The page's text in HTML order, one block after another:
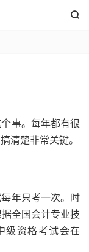

事。每年都有很
清楚非常关键。
年只考一次。时
全国会计专业技
级资格考试会在